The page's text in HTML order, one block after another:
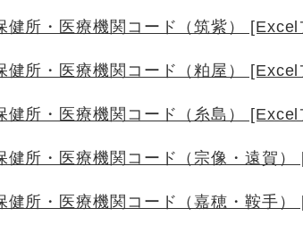
健所・医療機関コード（筑紫）
健所・医療機関コード（粕屋）
健所・医療機関コード（糸島）
健所・医療機関コード（宗像・遠賀
健所・医療機関コード（嘉穂・鞍手